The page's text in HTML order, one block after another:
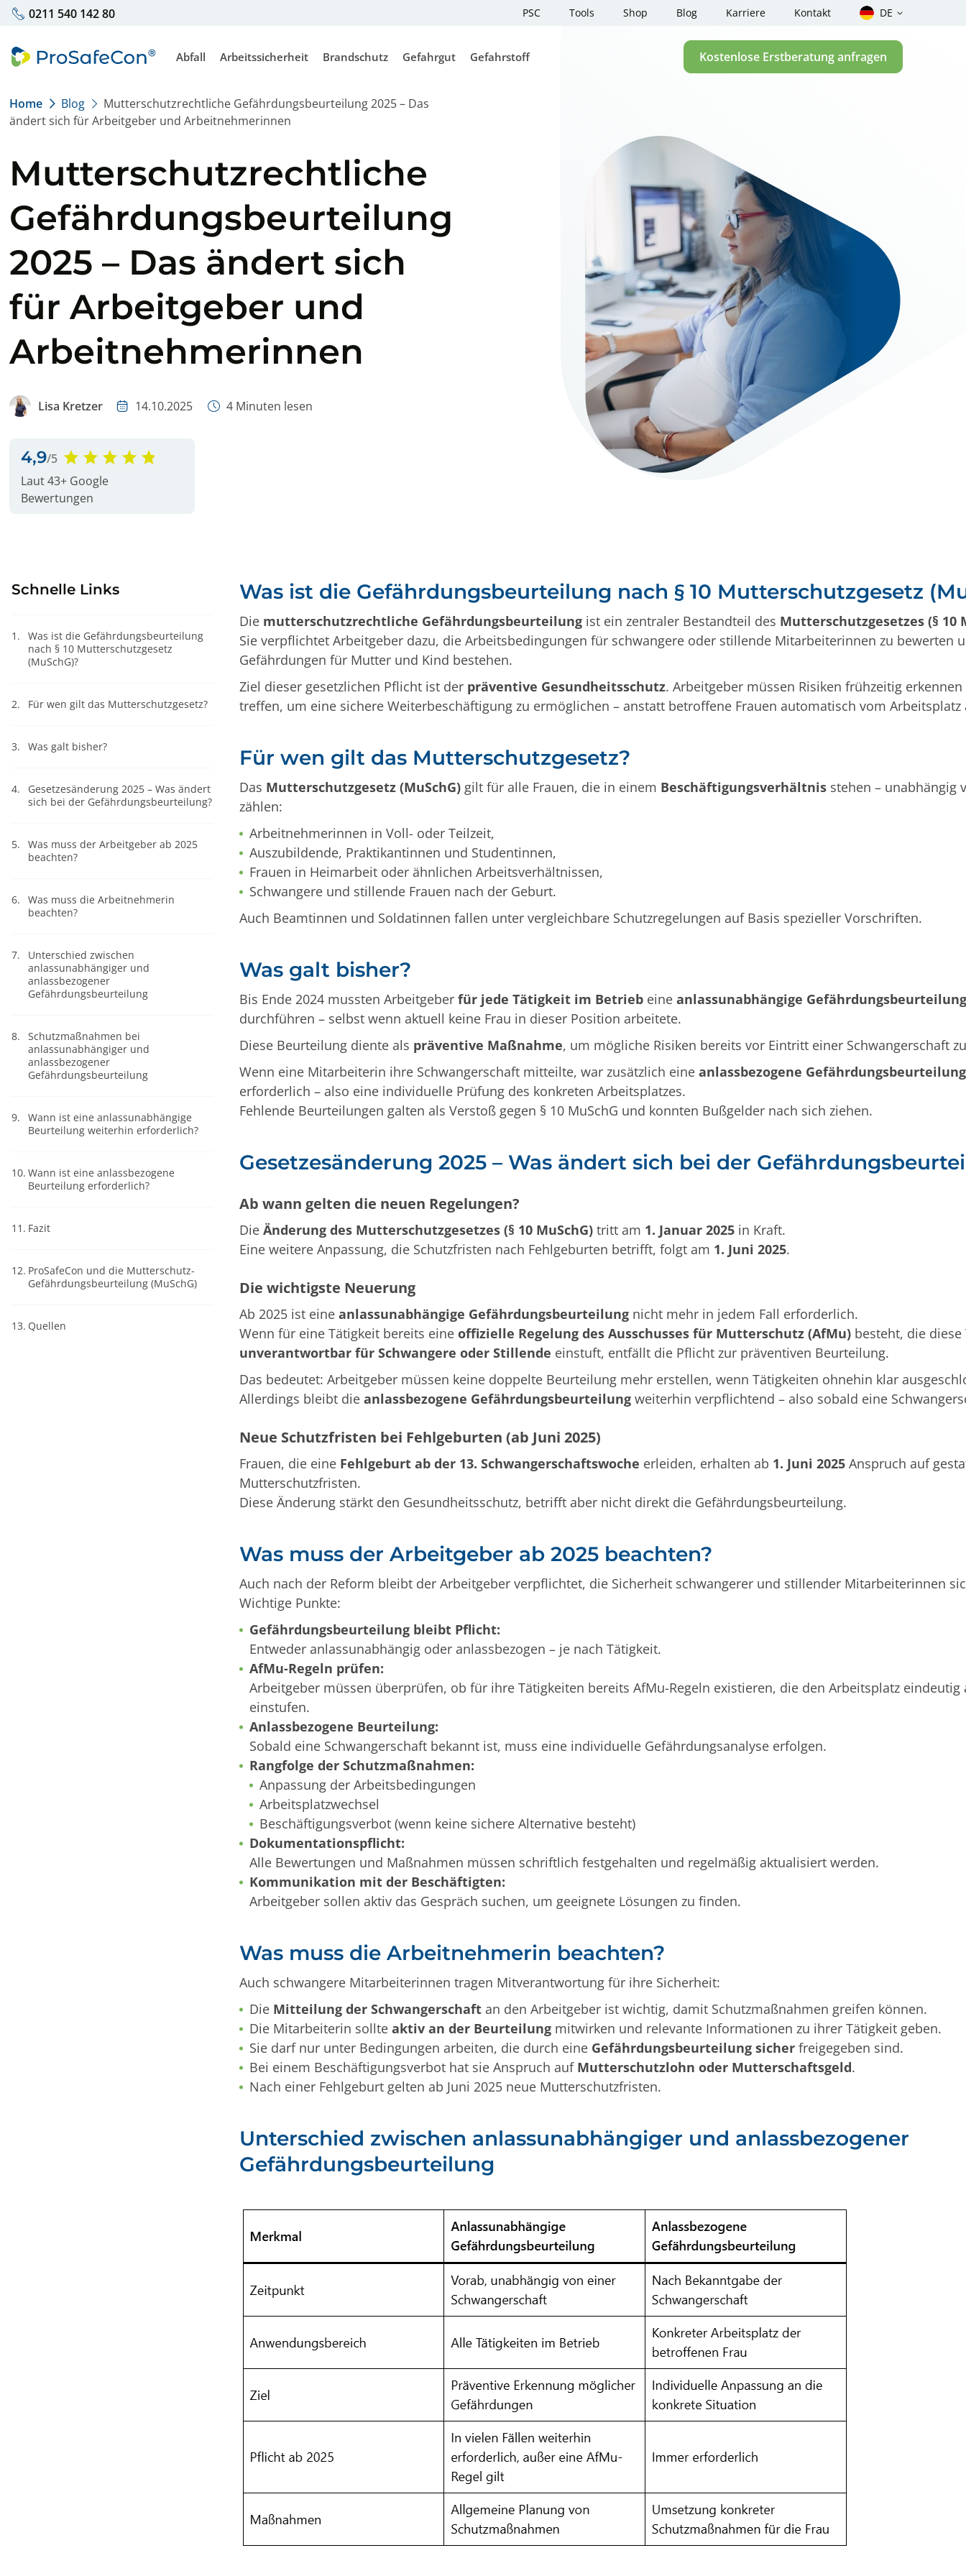
0211 540 142 80 PSC Tools
1000 Punkte Rechner –
Gefahrgutpunkte berechnen
Löschmitteleinheiten Rechner nach
Behörden-Finder für
Arbeitssicherheit, Gefahrgut und
Brauche ich einen
Gefahrgutbeauftragten? – Der Test
Brauche ich einen
Abfallbeauftragten? – Der Test
Shop Blog Karriere Kontakt
Über uns
DE
Abfall
Externer Abfallbeauftragter
Arbeitssicherheit
Fachkraft für Arbeitssicherheit
Gefährdungsbeurteilung Psyche
Erstellung Ex-Schutz Dokument
Regalprüfung
Inhouse Gabelstaplerschein
Inhouse Kranbedienerausweis
Ladungssicherung
Brandschutz
Externer Brandschutzbeauftragter
Evakuierungsübung und
Brandschutzbegehung
Gefahrgut
Externer Gefahrgutbeauftragter
Klasse 7 – Radioaktive Stoffe
Erstellung Beförderungspapier
(ADR/IMO)
Gefahrstoff
(Gefahrstoffkataster) erstellen
Kostenlose Erstberatung anfragen
Home Blog
Mutterschutzrechtliche Gefährdungsbeurteilung 2025 – Das
ändert sich für Arbeitgeber und Arbeitnehmerinnen
Mutterschutzrechtliche
Gefährdungsbeurteilung
2025 – Das ändert sich
für Arbeitgeber und
Arbeitnehmerinnen
Lisa Kretzer 14.10.2025 4 Minuten lesen
4,9/5
Laut 43+ Google
Bewertungen
Schnelle Links
1.
Was ist die Gefährdungsbeurteilung
nach § 10 Mutterschutzgesetz
(MuSchG)?
2. Für wen gilt das Mutterschutzgesetz?
3. Was galt bisher?
4.
Gesetzesänderung 2025 – Was ändert
sich bei der Gefährdungsbeurteilung?
5.
Was muss der Arbeitgeber ab 2025
beachten?
6.
Was muss die Arbeitnehmerin
beachten?
7.
Unterschied zwischen
anlassunabhängiger und
anlassbezogener
Gefährdungsbeurteilung
8.
Schutzmaßnahmen bei
anlassunabhängiger und
anlassbezogener
Gefährdungsbeurteilung
9.
Wann ist eine anlassunabhängige
Beurteilung weiterhin erforderlich?
10. Wann ist eine anlassbezogene
Beurteilung erforderlich?
11. Fazit
12. ProSafeCon und die Mutterschutz-
Gefährdungsbeurteilung (MuSchG)
13. Quellen
Was ist die Gefährdungsbeurteilung nach § 10 Mutterschutzgesetz
Die mutterschutzrechtliche Gefährdungsbeurteilung ist ein zentraler Bestandteil des Mutterschutzgesetzes (§ 10
Sie verpflichtet Arbeitgeber dazu, die Arbeitsbedingungen für schwangere oder stillende Mitarbeiterinnen zu bewerten
Gefährdungen für Mutter und Kind bestehen.
Ziel dieser gesetzlichen Pflicht ist der präventive Gesundheitsschutz. Arbeitgeber müssen Risiken frühzeitig
treffen, um eine sichere Weiterbeschäftigung zu ermöglichen – anstatt betroffene Frauen automatisch vom Arbeitsplatz
Für wen gilt das Mutterschutzgesetz?
Das Mutterschutzgesetz (MuSchG) gilt für alle Frauen, die in einem Beschäftigungsverhältnis stehen – unabhängig
zählen:
Arbeitnehmerinnen in Voll- oder Teilzeit,
Auszubildende, Praktikantinnen und Studentinnen,
Frauen in Heimarbeit oder ähnlichen Arbeitsverhältnissen,
Schwangere und stillende Frauen nach der Geburt.
Auch Beamtinnen und Soldatinnen fallen unter vergleichbare Schutzregelungen auf Basis spezieller Vorschriften.
Was galt bisher?
Bis Ende 2024 mussten Arbeitgeber für jede Tätigkeit im Betrieb eine anlassunabhängige
durchführen – selbst wenn aktuell keine Frau in dieser Position arbeitete.
Diese Beurteilung diente als präventive Maßnahme, um mögliche Risiken bereits vor Eintritt einer Schwangerschaft
Wenn eine Mitarbeiterin ihre Schwangerschaft mitteilte, war zusätzlich eine anlassbezogene
erforderlich – also eine individuelle Prüfung des konkreten Arbeitsplatzes.
Fehlende Beurteilungen galten als Verstoß gegen § 10 MuSchG und konnten Bußgelder nach sich ziehen.
Gesetzesänderung 2025 – Was ändert sich bei der
Ab wann gelten die neuen Regelungen?
Die Änderung des Mutterschutzgesetzes (§ 10 MuSchG) tritt am 1. Januar 2025 in Kraft.
Eine weitere Anpassung, die Schutzfristen nach Fehlgeburten betrifft, folgt am 1. Juni 2025.
Die wichtigste Neuerung
Ab 2025 ist eine anlassunabhängige Gefährdungsbeurteilung nicht mehr in jedem Fall erforderlich.
Wenn für eine Tätigkeit bereits eine offizielle Regelung des Ausschusses für Mutterschutz (AfMu) besteht, die diese
unverantwortbar für Schwangere oder Stillende einstuft, entfällt die Pflicht zur präventiven Beurteilung.
Das bedeutet: Arbeitgeber müssen keine doppelte Beurteilung mehr erstellen, wenn Tätigkeiten ohnehin klar
Allerdings bleibt die anlassbezogene Gefährdungsbeurteilung weiterhin verpflichtend – also sobald eine
Neue Schutzfristen bei Fehlgeburten (ab Juni 2025)
Frauen, die eine Fehlgeburt ab der 13. Schwangerschaftswoche erleiden, erhalten ab 1. Juni 2025 Anspruch auf
Mutterschutzfristen.
Diese Änderung stärkt den Gesundheitsschutz, betrifft aber nicht direkt die Gefährdungsbeurteilung.
Was muss der Arbeitgeber ab 2025 beachten?
Auch nach der Reform bleibt der Arbeitgeber verpflichtet, die Sicherheit schwangerer und stillender Mitarbeiterinnen
Wichtige Punkte:
Gefährdungsbeurteilung bleibt Pflicht:
Entweder anlassunabhängig oder anlassbezogen – je nach Tätigkeit.
AfMu-Regeln prüfen:
Arbeitgeber müssen überprüfen, ob für ihre Tätigkeiten bereits AfMu-Regeln existieren, die den Arbeitsplatz eindeutig
einstufen.
Anlassbezogene Beurteilung:
Sobald eine Schwangerschaft bekannt ist, muss eine individuelle Gefährdungsanalyse erfolgen.
Rangfolge der Schutzmaßnahmen:
Anpassung der Arbeitsbedingungen
Arbeitsplatzwechsel
Beschäftigungsverbot (wenn keine sichere Alternative besteht)
Dokumentationspflicht:
Alle Bewertungen und Maßnahmen müssen schriftlich festgehalten und regelmäßig aktualisiert werden.
Kommunikation mit der Beschäftigten:
Arbeitgeber sollen aktiv das Gespräch suchen, um geeignete Lösungen zu finden.
Was muss die Arbeitnehmerin beachten?
Auch schwangere Mitarbeiterinnen tragen Mitverantwortung für ihre Sicherheit:
Die Mitteilung der Schwangerschaft an den Arbeitgeber ist wichtig, damit Schutzmaßnahmen greifen können.
Die Mitarbeiterin sollte aktiv an der Beurteilung mitwirken und relevante Informationen zu ihrer Tätigkeit geben.
Sie darf nur unter Bedingungen arbeiten, die durch eine Gefährdungsbeurteilung sicher freigegeben sind.
Bei einem Beschäftigungsverbot hat sie Anspruch auf Mutterschutzlohn oder Mutterschaftsgeld.
Nach einer Fehlgeburt gelten ab Juni 2025 neue Mutterschutzfristen.
Unterschied zwischen anlassunabhängiger und anlassbezogener
Gefährdungsbeurteilung